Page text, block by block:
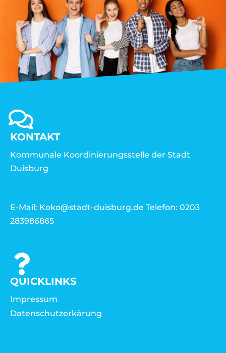
KONTAKT
Kommunale Koordinierungsstelle der Stadt
Duisburg
E-Mail: Koko@stadt-duisburg.de Telefon: 0203
283986865
QUICKLINKS
Impressum
Datenschutzerkärung